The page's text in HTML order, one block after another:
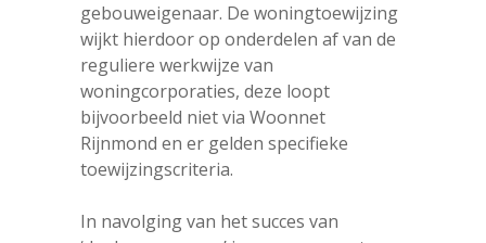
gebouweigenaar. De woningtoewijzing
wijkt hierdoor op onderdelen af van de
reguliere werkwijze van
woningcorporaties, deze loopt
bijvoorbeeld niet via Woonnet
Rijnmond en er gelden specifieke
toewijzingscriteria.
In navolging van het succes van